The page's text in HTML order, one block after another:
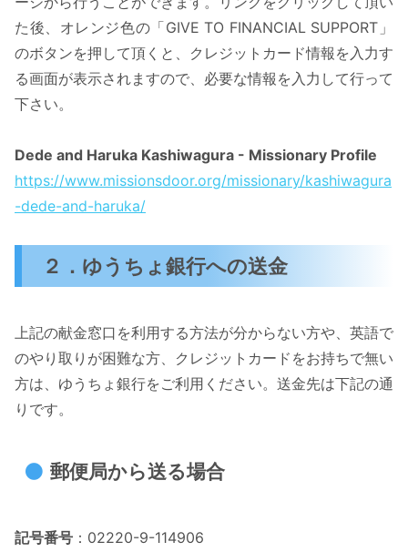
た後、オレンジ色の「GIVE TO FINANCIAL SUPPORT」
のボタンを押して頂くと、クレジットカード情報を入力す
る画面が表示されますので、必要な情報を入力して行って
下さい。
Dede and Haruka Kashiwagura - Missionary Profile
https://www.missionsdoor.org/missionary/kashiwagura
-dede-and-haruka/
２．ゆうちょ銀行への送金
上記の献金窓口を利用する方法が分からない方や、英語で
のやり取りが困難な方、クレジットカードをお持ちで無い
方は、ゆうちょ銀行をご利用ください。送金先は下記の通
りです。
郵便局から送る場合
記号番号 ：02220-9-114906